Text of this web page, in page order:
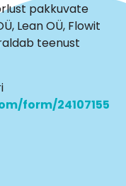
pakkuvate
Lean OÜ, Flowit
teenust
form/24107155